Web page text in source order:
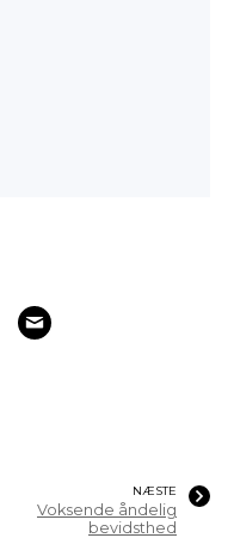
NÆSTE
Voksende åndelig
bevidsthed